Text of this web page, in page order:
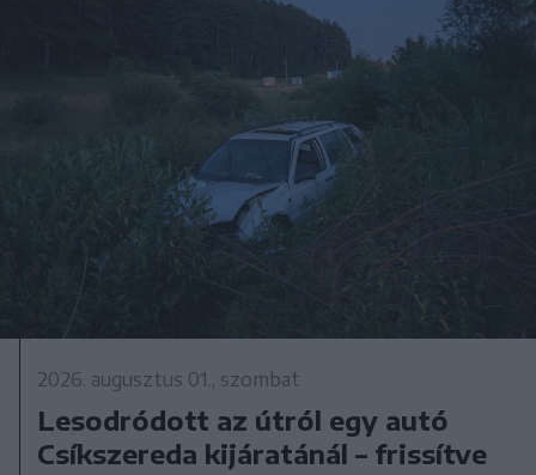
2026. augusztus 01., szombat
Lesodródott az útról egy autó
Csíkszereda kijáratánál – frissítve